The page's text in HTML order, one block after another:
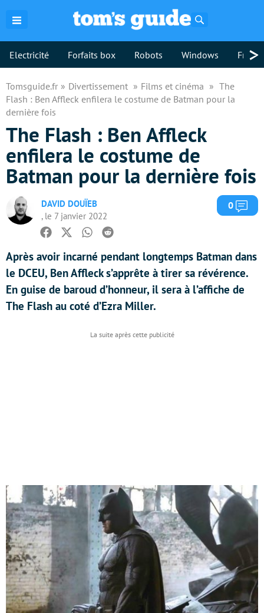
Electricité Forfaits box Robots Windows >
Tomsguide.fr Divertissement Films et cinéma
The
Flash : Ben Affleck enfilera le costume de Batman pour la
dernière fois
The Flash : Ben Affleck
enfilera le costume de
Batman pour la dernière fois
DAVID DOUÏEB
, le 7 janvier 2022
0
Facebook
TwitterWhatsapp
Reddit
Après avoir incarné pendant longtemps Batman dans
le DCEU, Ben Affleck s’apprête à tirer sa révérence.
En guise de baroud d’honneur, il sera à l’affiche de
The Flash au coté d’Ezra Miller.